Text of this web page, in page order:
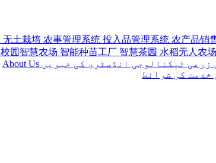
无土栽培 农事管理系统 投入品管理系统 农产品销
校园智慧农场 智能种苗工厂 智慧茶园 水稻无人农场
زرعی ٹیکنالوجی انڈسٹری کی خبریں About Us
خدمت کی شرائط